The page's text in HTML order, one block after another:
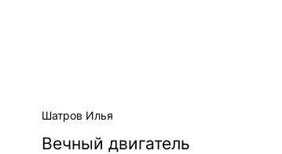
Шатров Илья
Вечный двигатель